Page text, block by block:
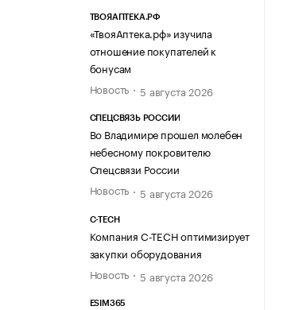
ТВОЯАПТЕКА.РФ
«ТвояАптека.рф» изучила
отношение покупателей к
бонусам
Новость
5 августа 2026
СПЕЦСВЯЗЬ РОССИИ
Во Владимире прошел молебен
небесному покровителю
Спецсвязи России
Новость
5 августа 2026
C-TECH
Компания C-TECH оптимизирует
закупки оборудования
Новость
5 августа 2026
ESIM365